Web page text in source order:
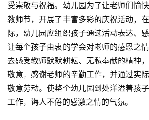
受崇敬与祝福。幼儿园为了让老师们愉
教师节，开展了丰富多彩的庆祝活动，
际，幼儿园应组织孩子通过活动表达、
让每个孩子由衷的学会对老师的感恩之
去感受教师默默耕耘、无私奉献的精神
敬意，感谢老师的辛勤工作，并通过实
敬意劳动。使整个幼儿园到处洋溢着孩
工作，诲人不倦的感激之情的气氛。